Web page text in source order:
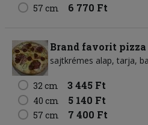
57 cm 6 770 Ft
Brand favorit pizza
sajtkrémes alap tarja
32 cm 3 445 Ft
40 cm 5 140 Ft
57 cm 7 400 Ft